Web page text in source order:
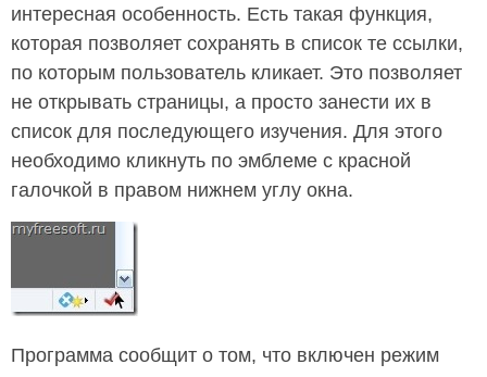
интересная особенность. Есть такая функция,
которая позволяет сохранять в список те ссылки,
по которым пользователь кликает. Это позволяет
не открывать страницы, а просто занести их в
список для последующего изучения. Для этого
необходимо кликнуть по эмблеме с красной
галочкой в правом нижнем углу окна.
Программа сообщит о том, что включен режим